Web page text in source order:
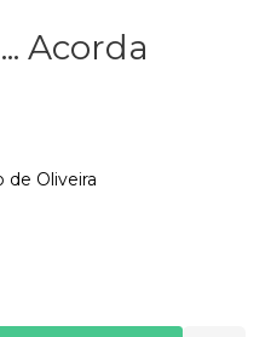
Acorda
de Oliveira